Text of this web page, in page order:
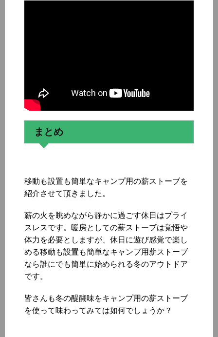
まとめ
移動も設置も簡単なキャンプ用の薪ストーブを
紹介させて頂きました。
薪の火を眺めながら静かに過ごす休日はプライ
スレスです。暖房としての薪ストーブは覚悟や
体力を必要としますが、休日に遊び感覚で楽し
める移動も設置も簡単なキャンプ用薪ストーブ
なら誰にでも簡単に始められる冬のアウトドア
です。
皆さんも冬の醍醐味をキャンプ用の薪ストーブ
を使って味わってみては如何でしょうか？